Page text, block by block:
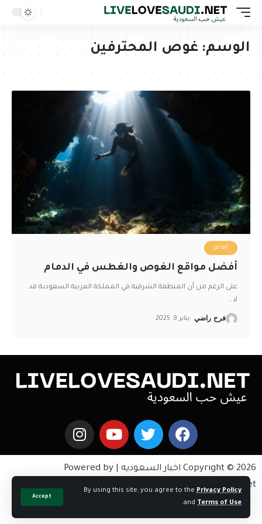
By using this site, you agree to the Privacy Policy
and Terms of Use
.
Accept
الوسم: غوص المحترفين
أماكن
أفضل مواقع الغوص والغطس في الدمام
على الرغم من أن المنطقة الشرقية في المملكة العربية السعودية قد
لا…
فرح راضي يناير 9, 2025
Copyright © 2026 اخبار السعوديه | Powered by
livelovesaudi.net